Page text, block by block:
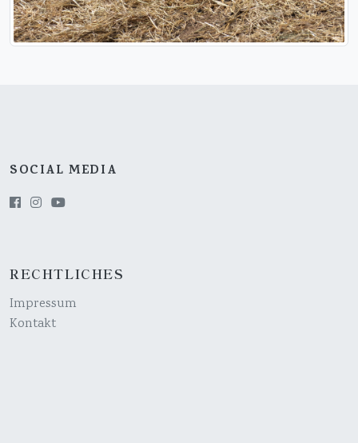
SOCIAL MEDIA
RECHTLICHES
Impressum
Kontakt